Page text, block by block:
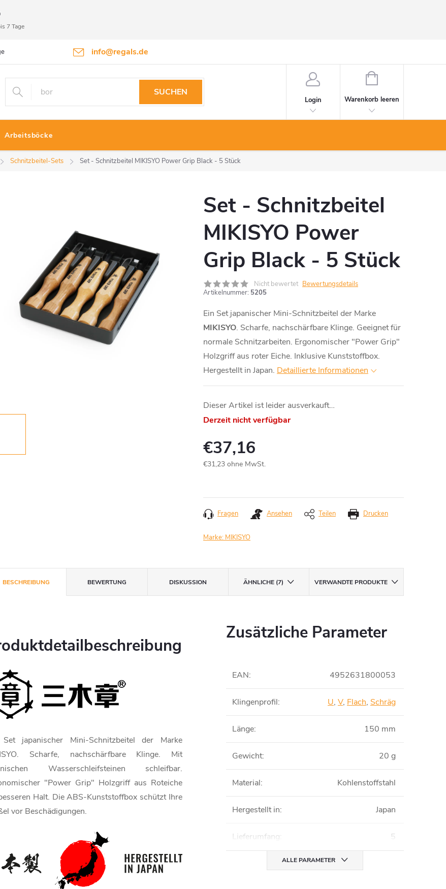
7 Tage
info@regals.de
Datenschutzbestimmungen Rückgabeinformationen
SUCHEN
Login
WARENKORB
Warenkorb leeren
Arbeitsböcke
Schnitzbeitel-Sets Set - Schnitzbeitel MIKISYO Power Grip Black - 5 Stück
Set - Schnitzbeitel
MIKISYO Power
Grip Black - 5 Stück
Nicht bewertet Bewertungsdetails
Artikelnummer: 5205
Ein Set japanischer Mini-Schnitzbeitel der Marke
MIKISYO. Scharfe, nachschärfbare Klinge. Geeignet für
normale Schnitzarbeiten. Ergonomischer "Power Grip"
Holzgriff aus roter Eiche. Inklusive Kunststoffbox.
Hergestellt in Japan. Detaillierte Informationen
Dieser Artikel ist leider ausverkauft…
Derzeit nicht verfügbar
€37,16
€31,23 ohne MwSt.
Drucken
Fragen Ansehen Teilen
Marke: MIKISYO
BESCHREIBUNG BEWERTUNG DISKUSSION ÄHNLICHE (7) VERWANDTE PRODUKTE
japanischer Mini-Schnitzbeitel der Marke
Scharfe, nachschärfbare Klinge. Mit
Wasserschleifsteinen schleifbar.
"Power Grip" Holzgriff aus Roteiche
Halt. Die ABS-Kunststoffbox schützt Ihre
vor Beschädigungen.
Zusätzliche Parameter
EAN: 4952631800053
Klingenprofil: U, V, Flach, Schräg
Länge: 150 mm
Gewicht: 20 g
Material: Kohlenstoffstahl
Hergestellt in: Japan
Lieferumfang: 5
ALLE PARAMETER